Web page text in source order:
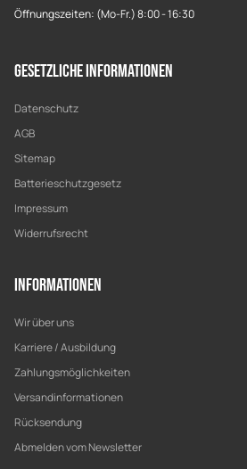
Öffnungszeiten: (Mo-Fr.) 8:00 - 16:30
Gesetzliche Informationen
Datenschutz
AGB
Sitemap
Batterieschutzgesetz
Impressum
Widerrufsrecht
Informationen
Wir über uns
Karriere / Ausbildung
Zahlungsmöglichkeiten
Versandinformationen
Rücksendung
Abmelden vom Newsletter